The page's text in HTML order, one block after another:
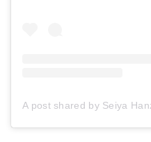
A post shared by Seiya